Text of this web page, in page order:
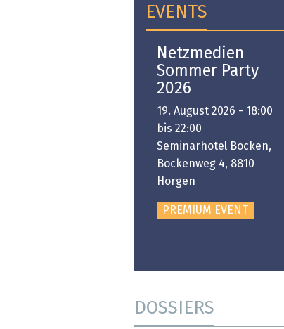
EVENTS
Netzmedien
Sommer Party
2026
19. August 2026 - 18:00
bis 22:00
Seminarhotel Bocken,
Bockenweg 4, 8810
Horgen
PREMIUM EVENT
DOSSIERS